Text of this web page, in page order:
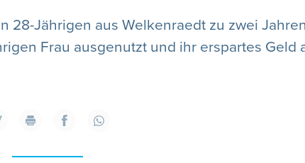
28-Jährigen aus Welkenraedt zu zwei
Frau ausgenutzt und ihr erspartes Geld